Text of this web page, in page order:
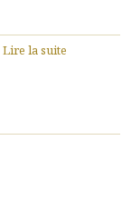
Lire la suite